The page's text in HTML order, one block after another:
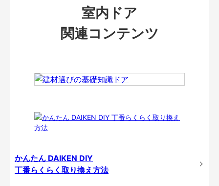
室内ドア
関連コンテンツ
かんたん DAIKEN DIY
丁番らくらく取り換え方法